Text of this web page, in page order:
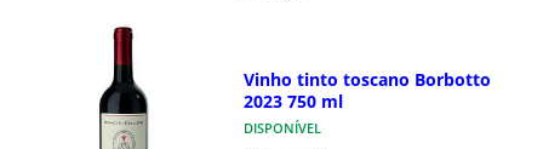
Vinho tinto toscano Borbotto
2023 750 ml
DISPONÍVEL